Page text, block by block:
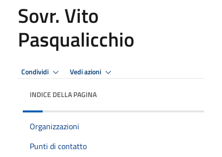
Sovr. Vito
Pasqualicchio
Condividi Vedi azioni
INDICE DELLA PAGINA
Organizzazioni
Punti di contatto